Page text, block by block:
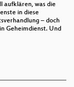
aufklären, was die
in diese
– doch
Geheimdienst. Und